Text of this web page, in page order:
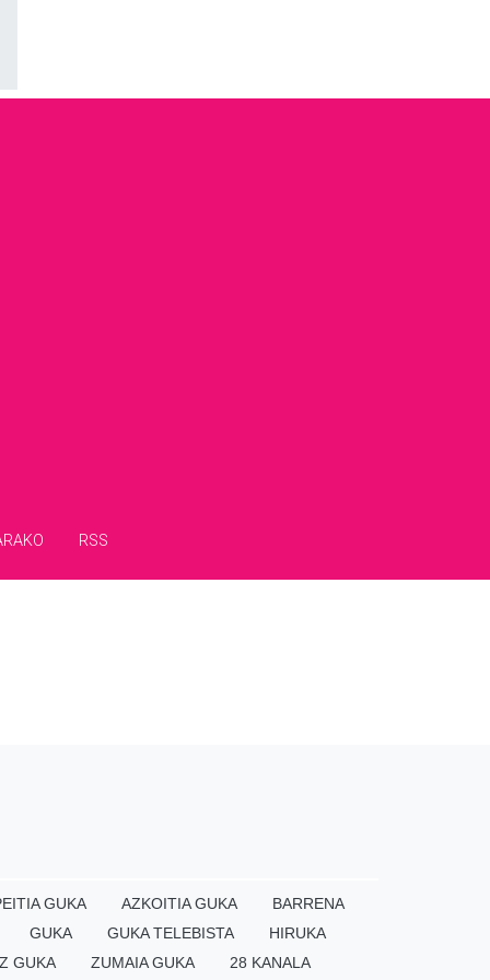
RSS
GUKA AZKOITIA GUKA
BARRENA
GUKA
GUKA TELEBISTA
HIRUKA
GUKA
ZUMAIA GUKA 28 KANALA